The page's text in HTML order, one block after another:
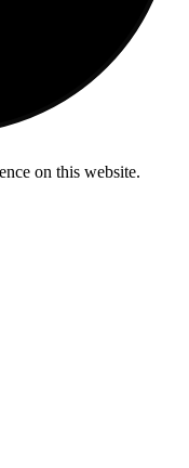
on this website.